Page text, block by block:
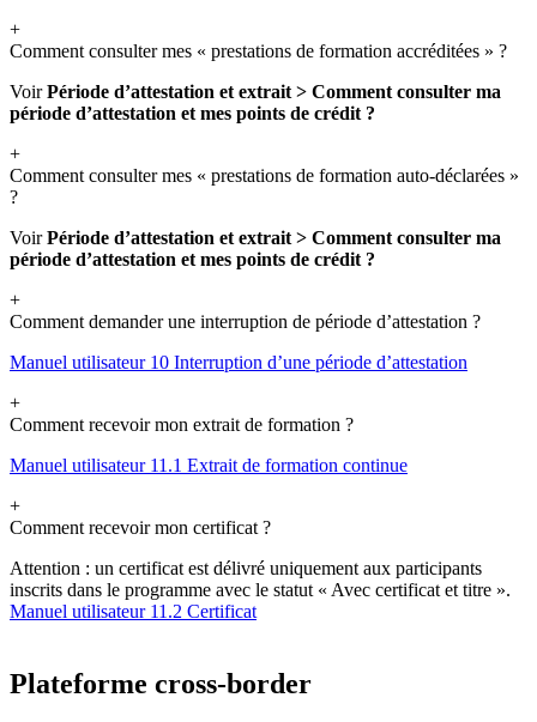
+
Comment consulter mes « prestations de formation accréditées » ?
VoirPériode d’attestation et extrait > Comment consulter ma
période d’attestation et mes points de crédit ?
+
Comment consulter mes « prestations de formation auto-déclarées »
?
VoirPériode d’attestation et extrait > Comment consulter ma
période d’attestation et mes points de crédit ?
+
Comment demander une interruption de période d’attestation ?
Manuel utilisateur 10 Interruption d’une période d’attestation
+
Comment recevoir mon extrait de formation ?
Manuel utilisateur 11.1 Extrait de formation continue
+
Comment recevoir mon certificat ?
Attention : un certificat est délivré uniquement aux participants
inscrits dans le programme avec le statut « Avec certificat et titre ».
Manuel utilisateur 11.2 Certificat
Plateforme cross-border